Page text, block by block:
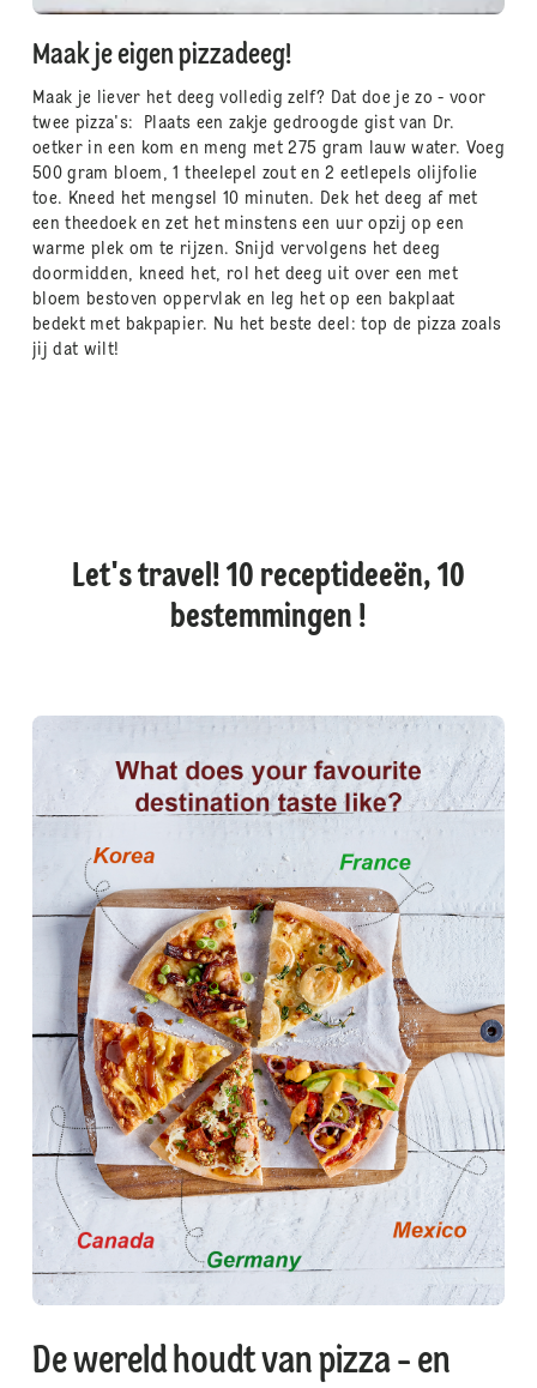
Maak je eigen pizzadeeg!
Maak je liever het deeg volledig zelf? Dat doe je zo - voor
twee pizza's: Plaats een zakje gedroogde gist van Dr.
oetker in een kom en meng met 275 gram lauw water. Voeg
500 gram bloem, 1 theelepel zout en 2 eetlepels olijfolie
toe. Kneed het mengsel 10 minuten. Dek het deeg af met
een theedoek en zet het minstens een uur opzij op een
warme plek om te rijzen. Snijd vervolgens het deeg
doormidden, kneed het, rol het deeg uit over een met
bloem bestoven oppervlak en leg het op een bakplaat
bedekt met bakpapier. Nu het beste deel: top de pizza zoals
jij dat wilt!
Let's travel! 10 receptideeën, 10
bestemmingen !
De wereld houdt van pizza - en